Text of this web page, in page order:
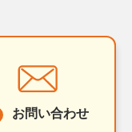
お問い合わせ